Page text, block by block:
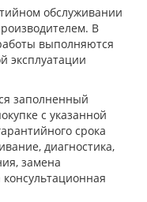
обслуживании
В
выполняются
эксплуатации
заполненный
с указанной
срока
диагностика,
замена